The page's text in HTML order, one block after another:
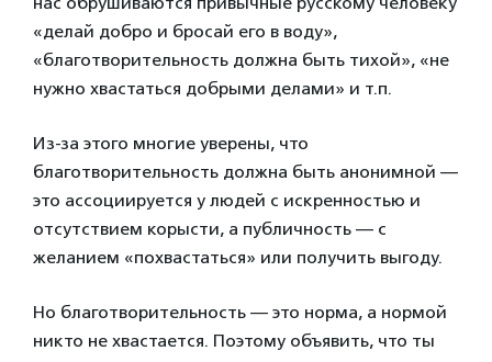
«делай добро и бросай его в воду»,
«благотворительность должна быть тихой», «не
нужно хвастаться добрыми делами» и т.п.
Из-за этого многие уверены, что
благотворительность должна быть анонимной —
это ассоциируется у людей с искренностью и
отсутствием корысти, а публичность — с
желанием «похвастаться» или получить выгоду.
Но благотворительность — это норма, а нормой
никто не хвастается. Поэтому объявить, что ты